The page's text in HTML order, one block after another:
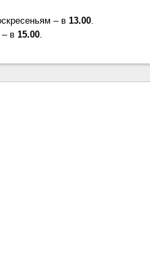
– в 13.00.
– в 15.00.